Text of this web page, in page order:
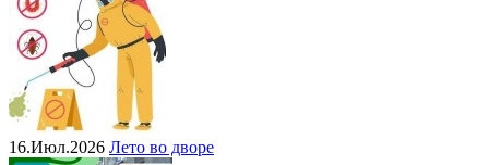
16.Июл.2026 Лето во дворе